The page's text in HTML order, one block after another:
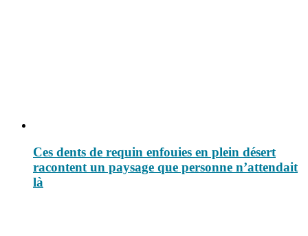
Ces dents de requin enfouies en plein désert
racontent un paysage que personne n’attendait
là